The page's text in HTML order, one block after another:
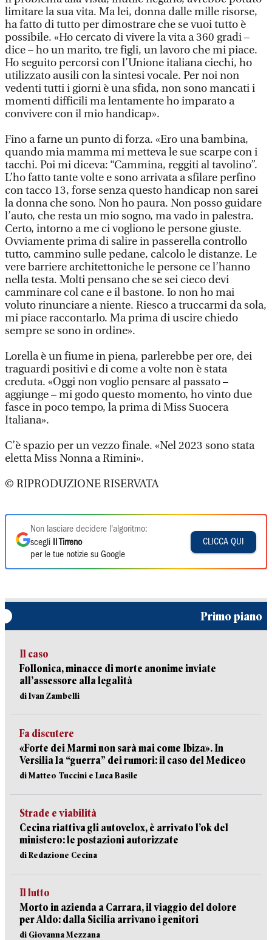
limitare la sua vita. Ma lei, donna dalle mille risorse,
ha fatto di tutto per dimostrare che se vuoi tutto è
possibile. «Ho cercato di vivere la vita a 360 gradi –
dice – ho un marito, tre figli, un lavoro che mi piace.
Ho seguito percorsi con l’Unione italiana ciechi, ho
utilizzato ausili con la sintesi vocale. Per noi non
vedenti tutti i giorni è una sfida, non sono mancati i
momenti difficili ma lentamente ho imparato a
convivere con il mio handicap».
Fino a farne un punto di forza. «Ero una bambina,
quando mia mamma mi metteva le sue scarpe con i
tacchi. Poi mi diceva: “Cammina, reggiti al tavolino”.
L’ho fatto tante volte e sono arrivata a sfilare perfino
con tacco 13, forse senza questo handicap non sarei
la donna che sono. Non ho paura. Non posso guidare
l’auto, che resta un mio sogno, ma vado in palestra.
Certo, intorno a me ci vogliono le persone giuste.
Ovviamente prima di salire in passerella controllo
tutto, cammino sulle pedane, calcolo le distanze. Le
vere barriere architettoniche le persone ce l’hanno
nella testa. Molti pensano che se sei cieco devi
camminare col cane e il bastone. Io non ho mai
voluto rinunciare a niente. Riesco a truccarmi da sola,
mi piace raccontarlo. Ma prima di uscire chiedo
sempre se sono in ordine».
Lorella è un fiume in piena, parlerebbe per ore, dei
traguardi positivi e di come a volte non è stata
creduta. «Oggi non voglio pensare al passato –
aggiunge – mi godo questo momento, ho vinto due
fasce in poco tempo, la prima di Miss Suocera
Italiana».
C’è spazio per un vezzo finale. «Nel 2023 sono stata
eletta Miss Nonna a Rimini».
© RIPRODUZIONE RISERVATA
Non lasciare decidere l'algoritmo:
scegli
Il Tirreno
per le tue notizie su Google
CLICCA QUI
Primo piano
Il caso
Follonica, minacce di morte anonime inviate
all’assessore alla legalità
di Ivan Zambelli
Fa discutere
«Forte dei Marmi non sarà mai come Ibiza». In
Versilia la “guerra” dei rumori: il caso del Mediceo
di Matteo Tuccini e Luca Basile
Strade e viabilità
Cecina riattiva gli autovelox, è arrivato l’ok del
ministero: le postazioni autorizzate
di Redazione Cecina
Il lutto
Morto in azienda a Carrara, il viaggio del dolore
per Aldo: dalla Sicilia arrivano i genitori
di Giovanna Mezzana